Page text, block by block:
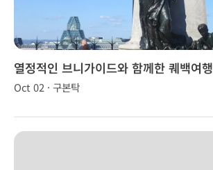
열정적인 브니가이드와 함께한 퀘백여행
Oct 02 · 구본탁